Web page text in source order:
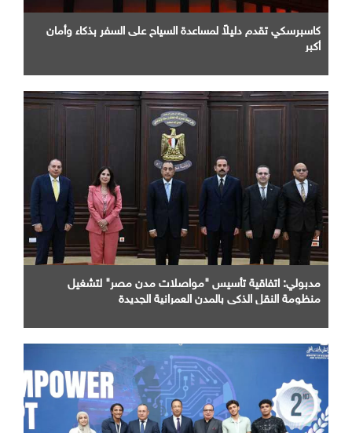
كاسبرسكي تقدم دليلاً لمساعدة السياح على السفر بذكاء وأمان
أكبر
مدبولي: اتفاقية تأسيس "مواصلات مدن مصر" لتشغيل
منظومة النقل الذكي بالمدن العمرانية الجديدة